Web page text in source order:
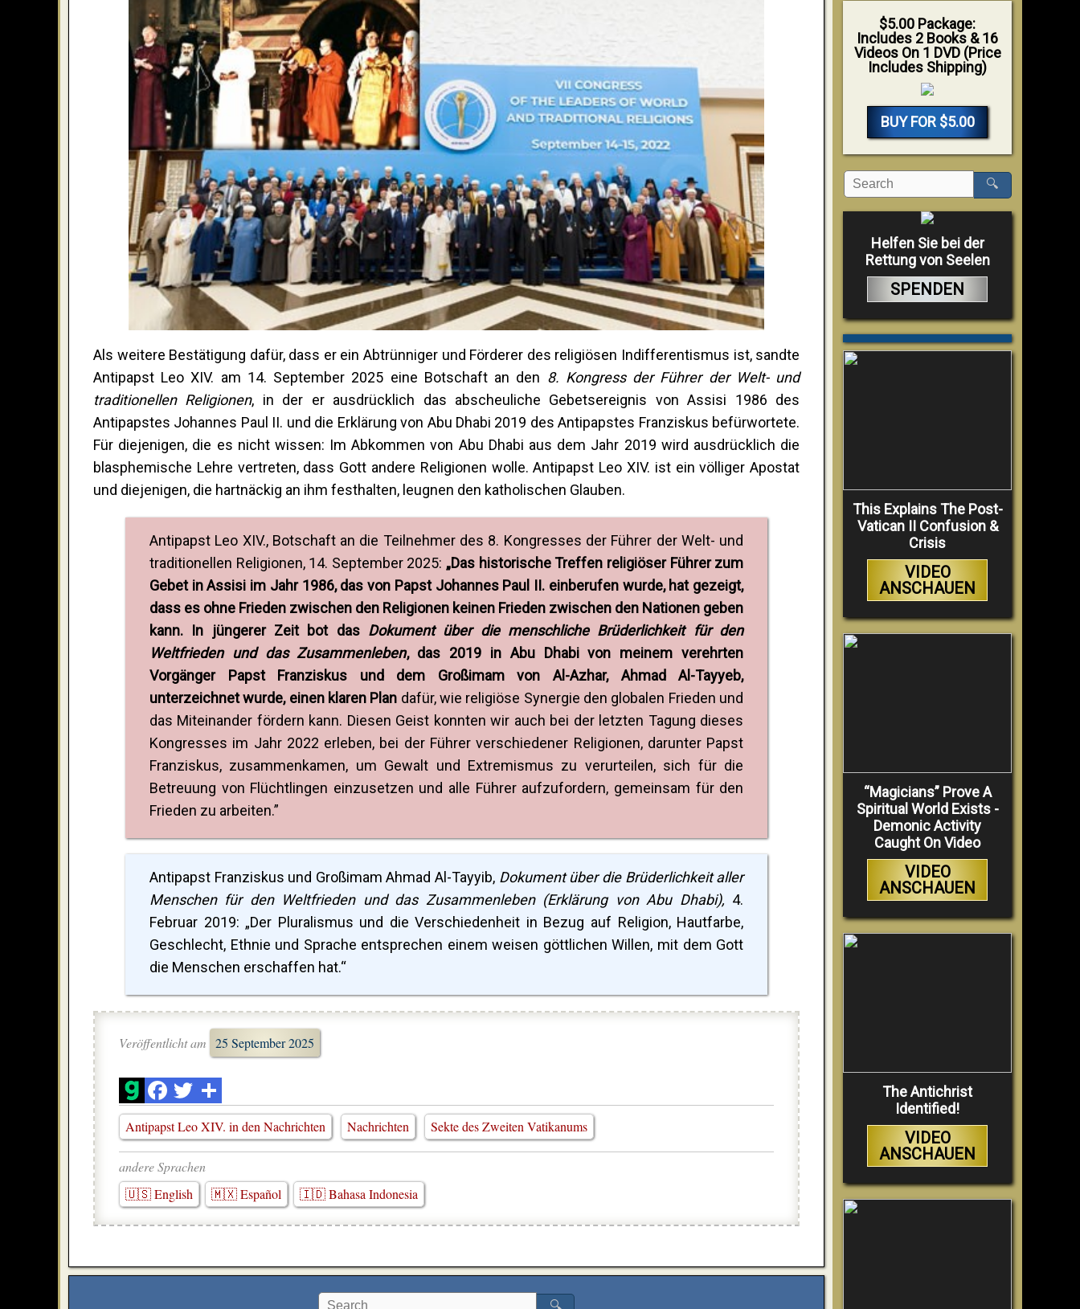
Als weitere Bestätigung dafür, dass er ein Abtrünniger und Förderer des religiösen Indifferentismus ist, sandte
Antipapst Leo XIV. am 14. September 2025 eine Botschaft an den 8. Kongress der Führer der Welt- und
traditionellen Religionen, in der er ausdrücklich das abscheuliche Gebetsereignis von Assisi 1986 des
Antipapstes Johannes Paul II. und die Erklärung von Abu Dhabi 2019 des Antipapstes Franziskus befürwortete.
Für diejenigen, die es nicht wissen: Im Abkommen von Abu Dhabi aus dem Jahr 2019 wird ausdrücklich die
blasphemische Lehre vertreten, dass Gott andere Religionen wolle. Antipapst Leo XIV. ist ein völliger Apostat
und diejenigen, die hartnäckig an ihm festhalten, leugnen den katholischen Glauben.
Antipapst Leo XIV., Botschaft an die Teilnehmer des 8. Kongresses der Führer der Welt- und
traditionellen Religionen, 14. September 2025: „Das historische Treffen religiöser Führer zum
Gebet in Assisi im Jahr 1986, das von Papst Johannes Paul II. einberufen wurde, hat gezeigt,
dass es ohne Frieden zwischen den Religionen keinen Frieden zwischen den Nationen geben
kann. In jüngerer Zeit bot das Dokument über die menschliche Brüderlichkeit für den
Weltfrieden und das Zusammenleben, das 2019 in Abu Dhabi von meinem verehrten
Vorgänger Papst Franziskus und dem Großimam von Al-Azhar, Ahmad Al-Tayyeb,
unterzeichnet wurde, einen klaren Plan dafür, wie religiöse Synergie den globalen Frieden und
das Miteinander fördern kann. Diesen Geist konnten wir auch bei der letzten Tagung dieses
Kongresses im Jahr 2022 erleben, bei der Führer verschiedener Religionen, darunter Papst
Franziskus, zusammenkamen, um Gewalt und Extremismus zu verurteilen, sich für die
Betreuung von Flüchtlingen einzusetzen und alle Führer aufzufordern, gemeinsam für den
Frieden zu arbeiten.”
Antipapst Franziskus und Großimam Ahmad Al-Tayyib, Dokument über die Brüderlichkeit aller
Menschen für den Weltfrieden und das Zusammenleben (Erklärung von Abu Dhabi), 4.
Februar 2019: „Der Pluralismus und die Verschiedenheit in Bezug auf Religion, Hautfarbe,
Geschlecht, Ethnie und Sprache entsprechen einem weisen göttlichen Willen, mit dem Gott
die Menschen erschaffen hat.“
Veröffentlicht am 25 September 2025
Antipapst Leo XIV. in den Nachrichten Nachrichten Sekte des Zweiten Vatikanums
andere Sprachen
🇺🇸 English
🇲🇽 Español 🇮🇩 Bahasa Indonesia
🔍
$5.00 Package:
Includes 2 Books & 16
Videos On 1 DVD (Price
Includes Shipping)
BUY FOR $5.00
🔍
Helfen Sie bei der
Rettung von Seelen
SPENDEN
This Explains The Post-
Vatican II Confusion &
Crisis
VIDEO
ANSCHAUEN
“Magicians” Prove A
Spiritual World Exists -
Demonic Activity
Caught On Video
VIDEO
ANSCHAUEN
The Antichrist
Identified!
VIDEO
ANSCHAUEN